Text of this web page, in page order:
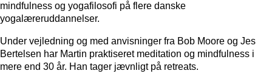
mindfulness og yogafilosofi på flere danske
yogalæreruddannelser.
Under vejledning og med anvisninger fra Bob Moore og Jes
Bertelsen har Martin praktiseret meditation og mindfulness i
mere end 30 år. Han tager jævnligt på retreats.